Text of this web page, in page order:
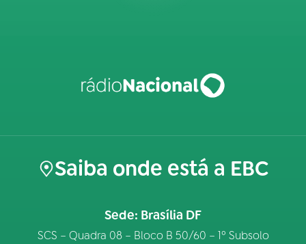
Saiba onde está a EBC
Sede: Brasília DF
SCS – Quadra 08 – Bloco B 50/60 – 1º Subsolo